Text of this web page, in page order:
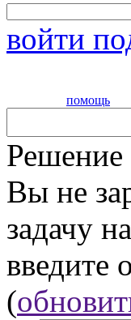
войти
помощь
Решение
Вы не
задачу
введите
(